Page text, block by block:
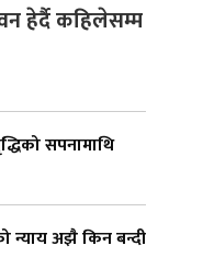
हेर्दै कहिलेसम्म
सपनामाथि
न्याय अझै किन बन्दी